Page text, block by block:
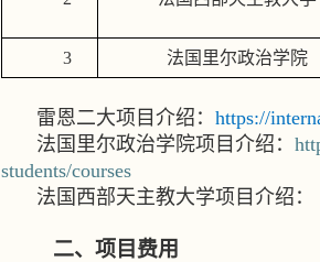
3 法国里尔政治学院
雷恩二大项目介绍： https://
法国里尔政治学院项目介绍：
students/courses
法国西部天主教大学项目介绍：
二、项目费用